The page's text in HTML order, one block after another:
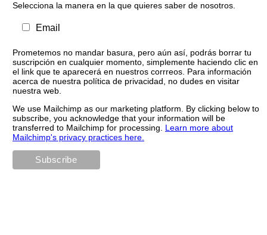
Selecciona la manera en la que quieres saber de nosotros.
Email
Prometemos no mandar basura, pero aún así, podrás borrar tu
suscripción en cualquier momento, simplemente haciendo clic en
el link que te aparecerá en nuestros corrreos. Para información
acerca de nuestra política de privacidad, no dudes en visitar
nuestra web.
We use Mailchimp as our marketing platform. By clicking below to
subscribe, you acknowledge that your information will be
transferred to Mailchimp for processing. Learn more about
Mailchimp's privacy practices here.